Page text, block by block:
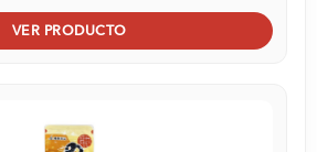
VER PRODUCTO